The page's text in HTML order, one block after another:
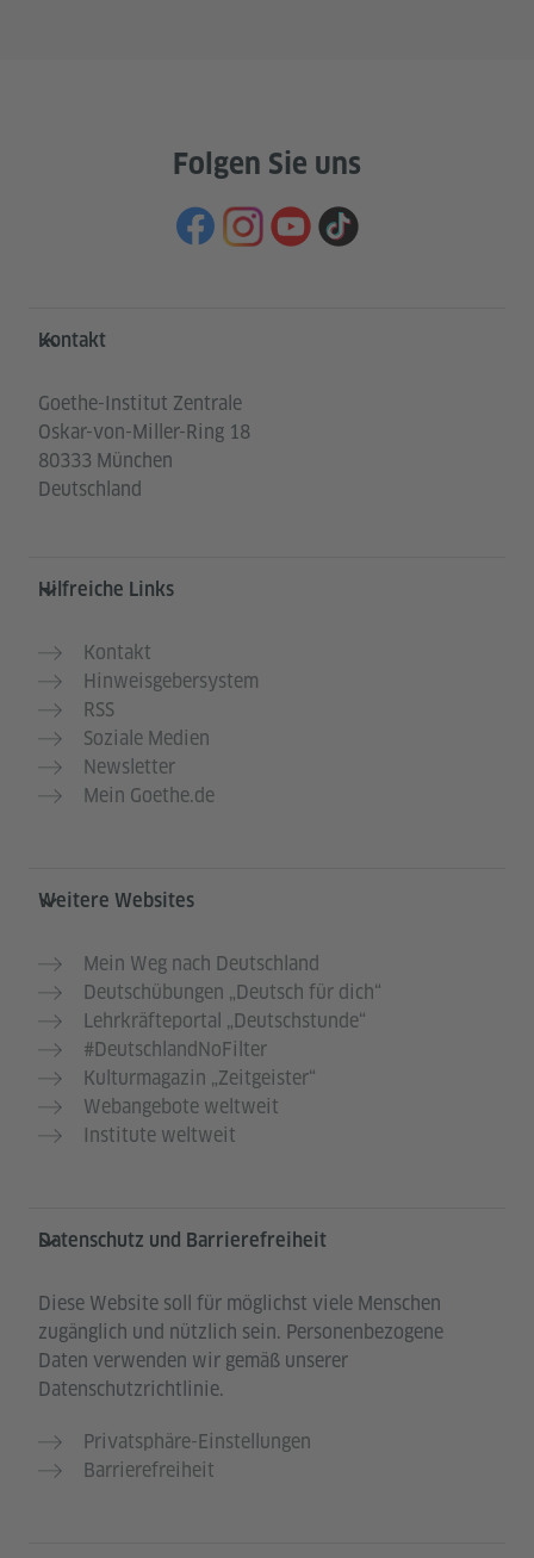
Folgen Sie uns
Service- und Informationsbereich
Kontakt
Goethe-Institut Zentrale
Oskar-von-Miller-Ring 18
80333 München
Deutschland
Hilfreiche Links
Kontakt
Hinweisgebersystem
RSS
Soziale Medien
Newsletter
Mein Goethe.de
Weitere Websites
Mein Weg nach Deutschland
Deutschübungen „Deutsch für dich“
Lehrkräfteportal „Deutschstunde“
#DeutschlandNoFilter
Kulturmagazin „Zeitgeister“
Webangebote weltweit
Institute weltweit
Datenschutz und Barrierefreiheit
Diese Website soll für möglichst viele Menschen
zugänglich und nützlich sein. Personenbezogene
Daten verwenden wir gemäß unserer
Datenschutzrichtlinie.
Privatsphäre-Einstellungen
Barrierefreiheit